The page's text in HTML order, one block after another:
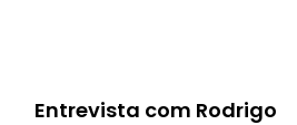
Entrevista com Rodrigo